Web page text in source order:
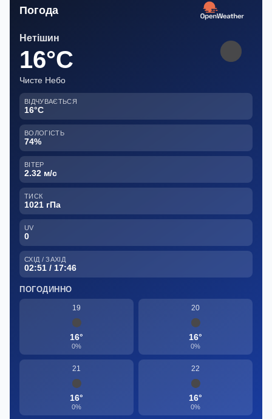
Погода
Нетішин
16°C
Чисте Небо
ВІДЧУВАЄТЬСЯ
16°C
ВОЛОГІСТЬ
74%
ВІТЕР
2.32 м/с
ТИСК
1021 гПа
UV
0
СХІД / ЗАХІД
02:51 / 17:46
ПОГОДИННО
19
16°
0%
20
16°
0%
21
16°
0%
22
16°
0%